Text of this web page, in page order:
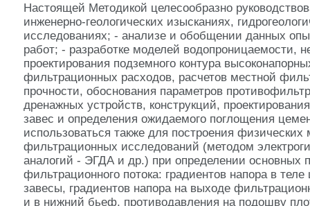
Настоящей Методикой целесообразно
инженерно-геологических изысканиях,
исследованиях; - анализе и обобщении данных
работ; - разработке моделей водопроницаемости,
проектирования подземного контура
фильтрационных расходов, расчетов местной
прочности, обоснования параметров
дренажных устройств, конструкций,
завес и определения ожидаемого поглощения
использоваться также для построения
фильтрационных исследований (методом
аналогий - ЭГДА и др.) при определении основных
фильтрационного потока: градиентов напора в
завесы, градиентов напора на выходе
и в нижний бьеф, противодавления на подошву